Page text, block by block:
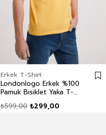
Erkek T-Shirt
Londonlogo Erkek %100
Pamuk Bisiklet Yaka T-
₺299,00
₺599,00